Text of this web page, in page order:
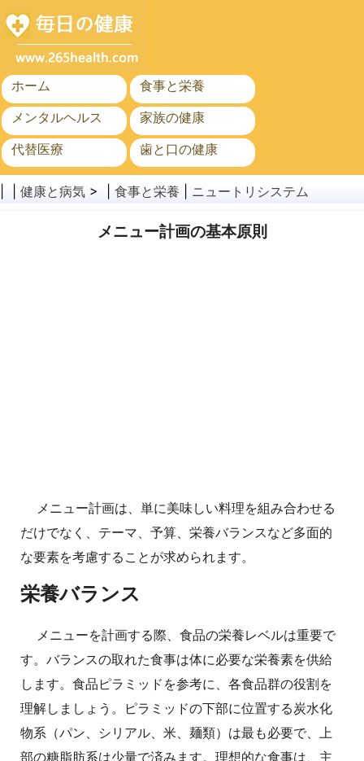
ホーム
食事と栄養
メンタルヘルス
家族の健康
代替医療
歯と口の健康
がん
公衆衛生
健康と病気 > | 食事と栄養 ニュートリシステム
メニュー計画の基本原則
メニュー計画は、単に美味しい料理を組み合わせる
だけでなく、テーマ、予算、栄養バランスなど多面的
な要素を考慮することが求められます。
栄養バランス
メニューを計画する際、食品の栄養レベルは重要で
す。バランスの取れた食事は体に必要な栄養素を供給
します。食品ピラミッドを参考に、各食品群の役割を
理解しましょう。ピラミッドの下部に位置する炭水化
物系（パン、シリアル、米、麺類）は最も必要で、上
部の糖脂肪系は少量で済みます。理想的な食事は、主